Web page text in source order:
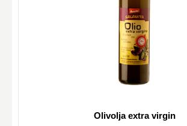
Olivolja extra virgin